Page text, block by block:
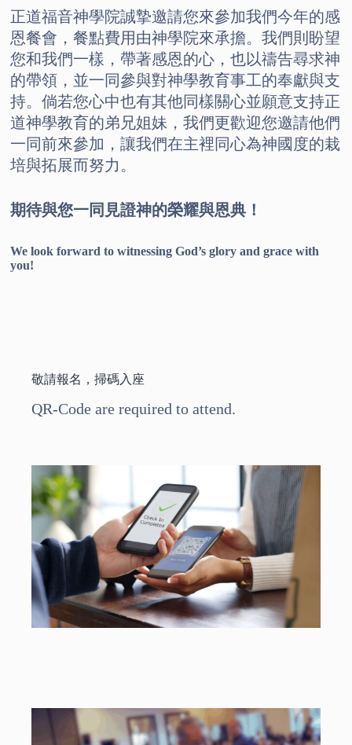
正道福音神學院誠摯邀請您來參加我們今年的感
恩餐會，餐點費用由神學院來承擔。我們則盼望
您和我們一樣，帶著感恩的心，也以禱告尋求神
的帶領，並一同參與對神學教育事工的奉獻與支
持。倘若您心中也有其他同樣關心並願意支持正
道神學教育的弟兄姐妹，我們更歡迎您邀請他們
一同前來參加，讓我們在主裡同心為神國度的栽
培與拓展而努力。
期待與您一同見證神的榮耀與恩典！
We look forward to witnessing God’s glory and grace with
you!
敬請報名，掃碼入座
QR-Code are required to attend.